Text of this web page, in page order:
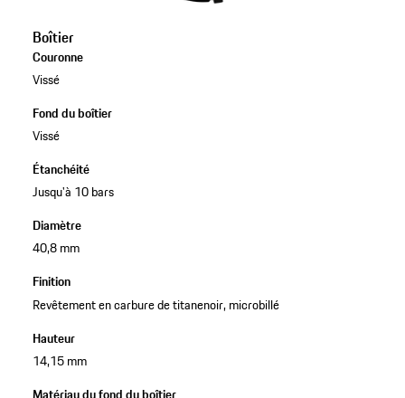
Boîtier
Couronne
Vissé
Fond du boîtier
Vissé
Étanchéité
Jusqu'à 10 bars
Diamètre
40,8 mm
Finition
Revêtement en carbure de titanenoir, microbillé
Hauteur
14,15 mm